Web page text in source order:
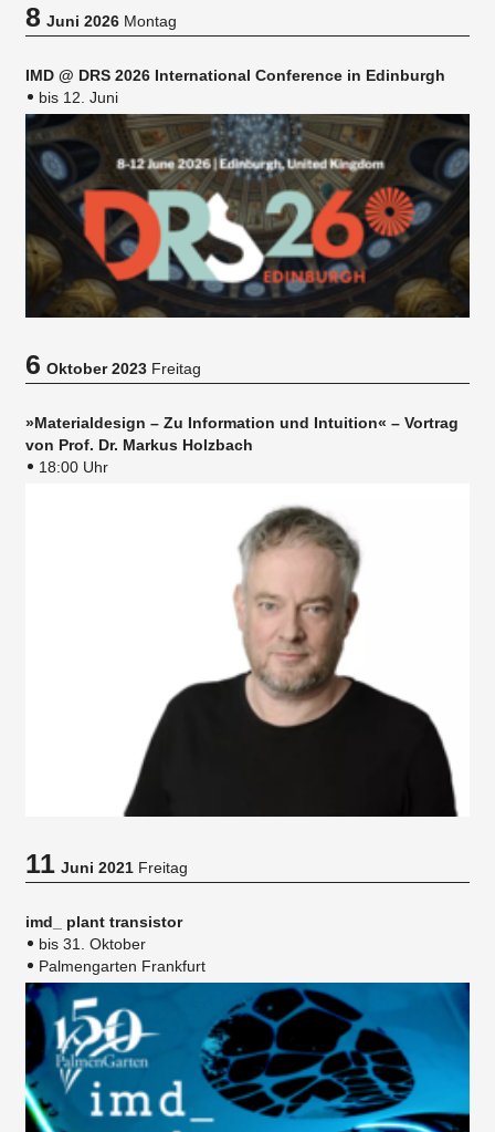
8Juni 2026 Montag
IMD @ DRS 2026 International Conference in Edinburgh
bis 12. Juni
6Oktober 2023 Freitag
»Materialdesign – Zu Information und Intuition« – Vortrag
von Prof. Dr. Markus Holzbach
18:00 Uhr
11Juni 2021 Freitag
imd_ plant transistor
bis 31. Oktober
Palmengarten Frankfurt